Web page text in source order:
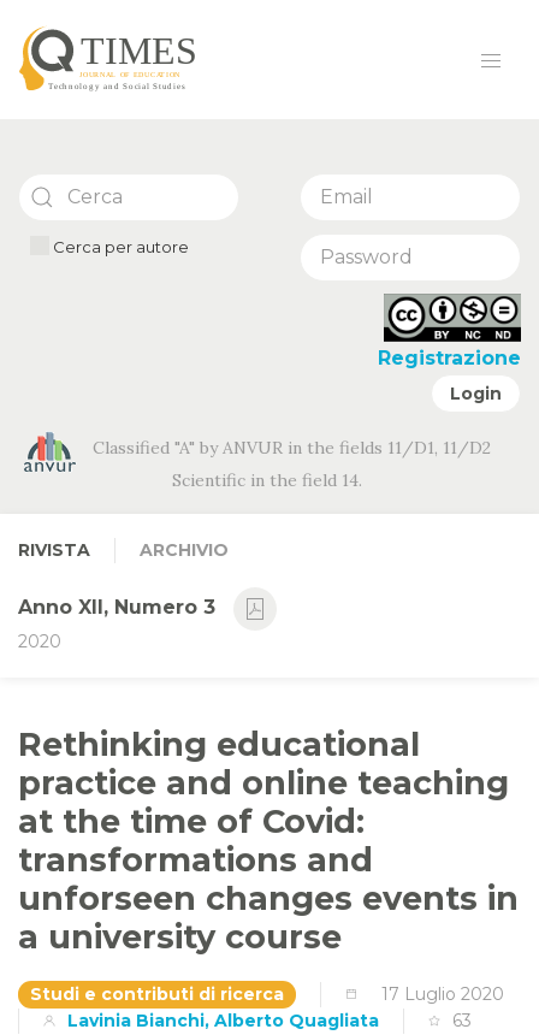
Cerca per autore
Registrazione
Login
Classified "A" by ANVUR in the fields 11/D1, 11/D2
Scientific in the field 14.
RIVISTA ARCHIVIO
Anno XII, Numero 3
2020
Rethinking educational
practice and online teaching
at the time of Covid:
transformations and
unforseen changes events in
a university course
Studi e contributi di ricerca
17 Luglio 2020
Lavinia Bianchi, Alberto Quagliata
63